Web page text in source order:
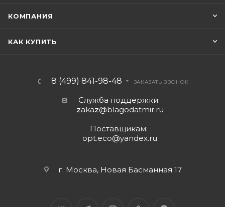
КОМПАНИЯ
КАК КУПИТЬ
8 (499) 841-98-48 ЗАКАЗАТЬ ЗВОНОК
Служба поддержки:
zakaz@blagodatmir.ru
Поставщикам:
opt.eco@yandex.ru
г. Москва, Новая Басманная 17